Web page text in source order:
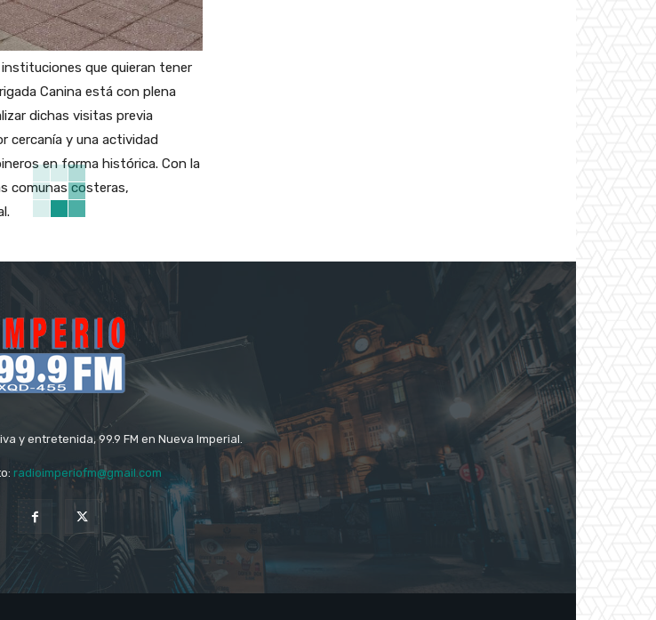
que quieran tener
Canina está con plena
dichas visitas previa
cercanía y una actividad
en forma histórica. Con la
comunas costeras,
y entretenida, 99.9 FM en Nueva Imperial.
radioimperiofm@gmail.com